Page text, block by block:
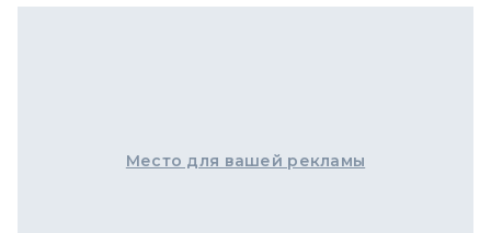
Место для вашей рекламы